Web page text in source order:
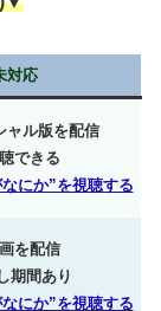
対応
ャル版を配信
できる
にか”を視聴する
を配信
期間あり
にか”を視聴する